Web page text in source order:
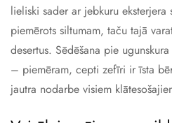
lieliski sader ar jebkuru
piemērots siltumam, taču tajā
desertus. Sēdēšana pie
– piemēram, cepti zefīri ir īsta
jautra nodarbe visiem